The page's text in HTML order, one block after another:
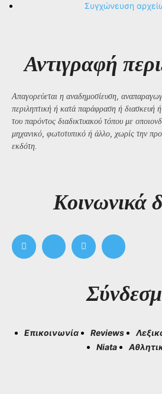
Συγχώνευση
Αντιγραφή
Απαγορεύεται η αναδημοσίευση,
περιληπτική ή κατά παράφραση ή διασκευή
του παρόντος διαδικτυακού τόπου με
μηχανικό, φωτοτυπικό ή άλλο, χωρίς την
εκδότη.
Kοινωνικά
Επικοινωνία Reviews
Niata